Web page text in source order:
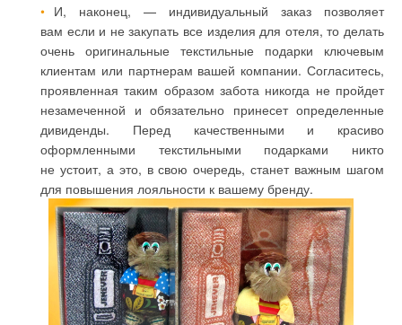
И, наконец, — индивидуальный заказ позволяет
вам если и не закупать все изделия для отеля, то делать
очень оригинальные текстильные подарки ключевым
клиентам или партнерам вашей компании. Согласитесь,
проявленная таким образом забота никогда не пройдет
незамеченной и обязательно принесет определенные
дивиденды. Перед качественными и красиво
оформленными текстильными подарками никто
не устоит, а это, в свою очередь, станет важным шагом
для повышения лояльности к вашему бренду.